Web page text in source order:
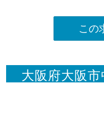
この
大阪府大阪